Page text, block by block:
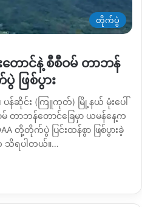
တိုက်ပွဲ
တောင်နဲ့ စီစီဝမ် တာဘန်
ဖြစ်ပွား
ပန်ဆိုင်း (ကြူကုတ်) မြို့နယ် မုံးပေါ်
တာဘန်တောင်ခြေမှာ ယမန်နေ့က
တို့တိုက်ပွဲ ပြင်းထန်စွာ ဖြစ်ပွားခဲ့
သိရပါတယ်။…